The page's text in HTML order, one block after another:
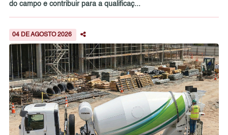
do campo e contribuir para a qualificaç...
04 DE AGOSTO 2026